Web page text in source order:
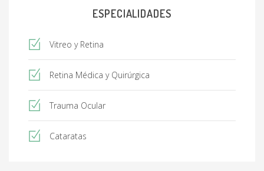
ESPECIALIDADES
Vitreo y Retina
Retina Médica y Quirúrgica
Trauma Ocular
Cataratas